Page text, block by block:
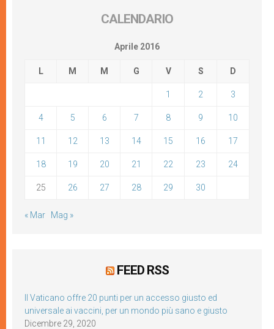
CALENDARIO
Aprile 2016
L M M G V S D
1 2 3
4 5 6 7 8 9 10
11 12 13 14 15 16 17
18 19 20 21 22 23 24
25 26 27 28 29 30
« Mar Mag »
FEED RSS
Il Vaticano offre 20 punti per un accesso giusto ed
universale ai vaccini, per un mondo più sano e giusto
Dicembre 29, 2020